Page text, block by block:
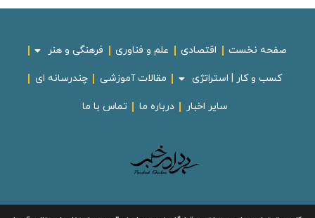
صفحه نخست اقتصادی علم و فناوری فرهنگی و هنر
کسب و کار | استراتژی مقالات آموزشی چندرسانه ای
سایر اخبار درباره ما تماس با ما